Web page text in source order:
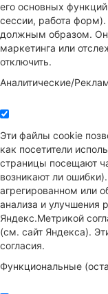
его основных
сессии, работа
должным образом.
маркетинга или
отключить.
Аналитические/
Эти файлы cookie
как посетители
страницы посещают
возникают ли
агрегированном или
анализа и улучшения
Яндекс.Метрикой
(см. сайт Яндекса).
согласия.
Функциональные